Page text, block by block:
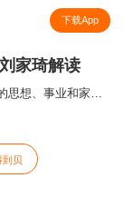
下载App
家琦解读
古典教你打破人生局限，为你的思想、事业和家庭生活提供一套完整的指导方案。
到贝